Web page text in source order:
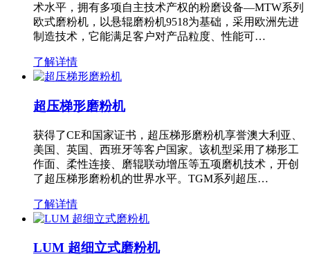
术水平，拥有多项自主技术产权的粉磨设备—MTW系列
欧式磨粉机，以悬辊磨粉机9518为基础，采用欧洲先进
制造技术，它能满足客户对产品粒度、性能可…
了解详情
超压梯形磨粉机
获得了CE和国家证书，超压梯形磨粉机享誉澳大利亚、
美国、英国、西班牙等客户国家。该机型采用了梯形工
作面、柔性连接、磨辊联动增压等五项磨机技术，开创
了超压梯形磨粉机的世界水平。TGM系列超压…
了解详情
LUM 超细立式磨粉机